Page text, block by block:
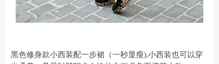
黑色修身款小西装配一步裙（一秒显瘦),小西装也可以穿